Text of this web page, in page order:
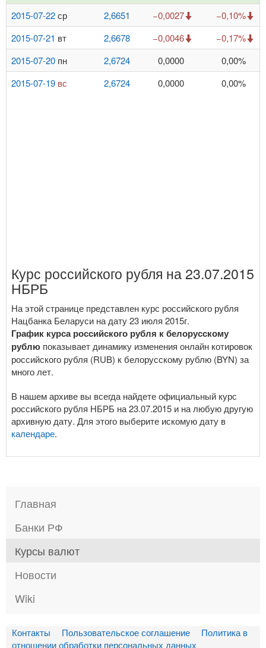
2015-07-22ср 2,6651 −0,0027
−0,10%
2015-07-21 вт 2,6678 −0,0046
−0,17%
2015-07-20 пн 2,6724 0,0000
0,00%
2015-07-19 вс 2,6724 0,0000 0,00%
Курс российского рубля на 23.07.2015
НБРБ
На этой странице представлен курс российского рубля
Нацбанка Беларуси на дату 23 июля 2015г.
График курса российского рубля к белорусскому
рублю показывает динамику изменения онлайн котировок
российского рубля (RUB) к белорусскому рублю (BYN) за
много лет.
В нашем архиве вы всегда найдете официальный курс
российского рубля НБРБ на 23.07.2015 и на любую другую
архивную дату. Для этого выберите искомую дату в
календаре.
Главная
Банки РФ
Курсы валют
Новости
Wiki
Контакты Пользовательское соглашение
Политика в
отношении обработки персональных данных